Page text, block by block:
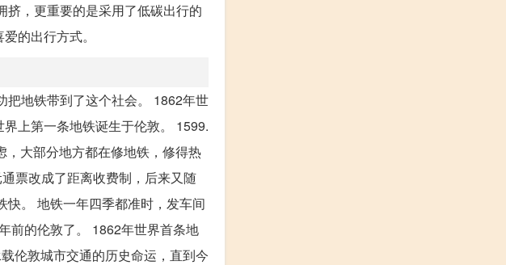
，更重要的是采用了低碳出行的
的出行方式。
把地铁带到了这个社会。 1862年世
上第一条地铁诞生于伦敦。 1599.
大部分地方都在修地铁，修得热
票改成了距离收费制，后来又随
。 地铁一年四季都准时，发车间
前的伦敦了。 1862年世界首条地
伦敦城市交通的历史命运，直到今